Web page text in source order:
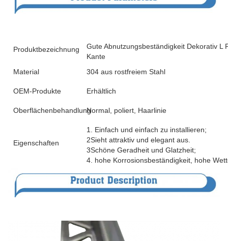
Produktbezeichnung
Gute Abnutzungsbeständigkeit Dekorativ L
Kante
Material
304 aus rostfreiem Stahl
OEM-Produkte Erhältlich
OberflächenbehandlungNormal, poliert, Haarlinie
Eigenschaften
1. Einfach und einfach zu installieren;
2Sieht attraktiv und elegant aus.
3Schöne Geradheit und Glatzheit;
4. hohe Korrosionsbeständigkeit, hohe